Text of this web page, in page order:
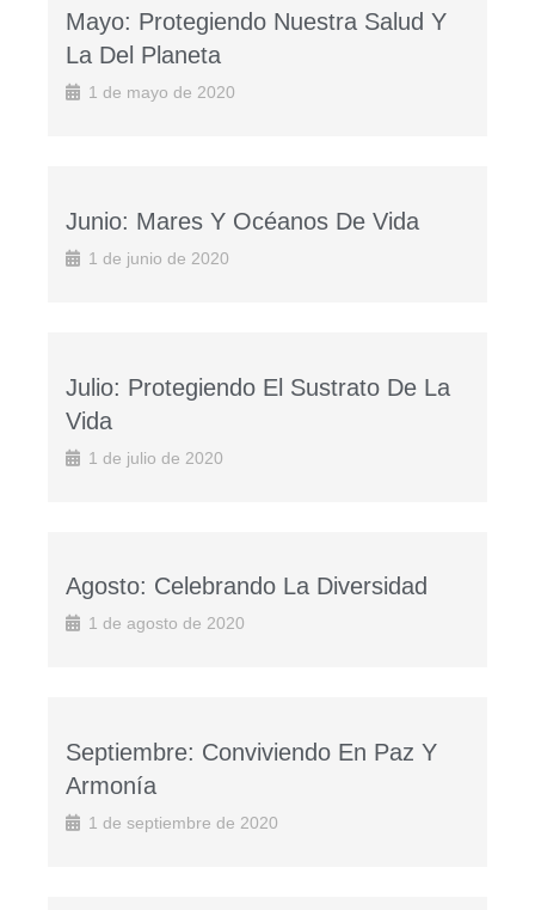
Mayo: Protegiendo Nuestra Salud Y
La Del Planeta
1 de mayo de 2020
Junio: Mares Y Océanos De Vida
1 de junio de 2020
Julio: Protegiendo El Sustrato De La
Vida
1 de julio de 2020
Agosto: Celebrando La Diversidad
1 de agosto de 2020
Septiembre: Conviviendo En Paz Y
Armonía
1 de septiembre de 2020